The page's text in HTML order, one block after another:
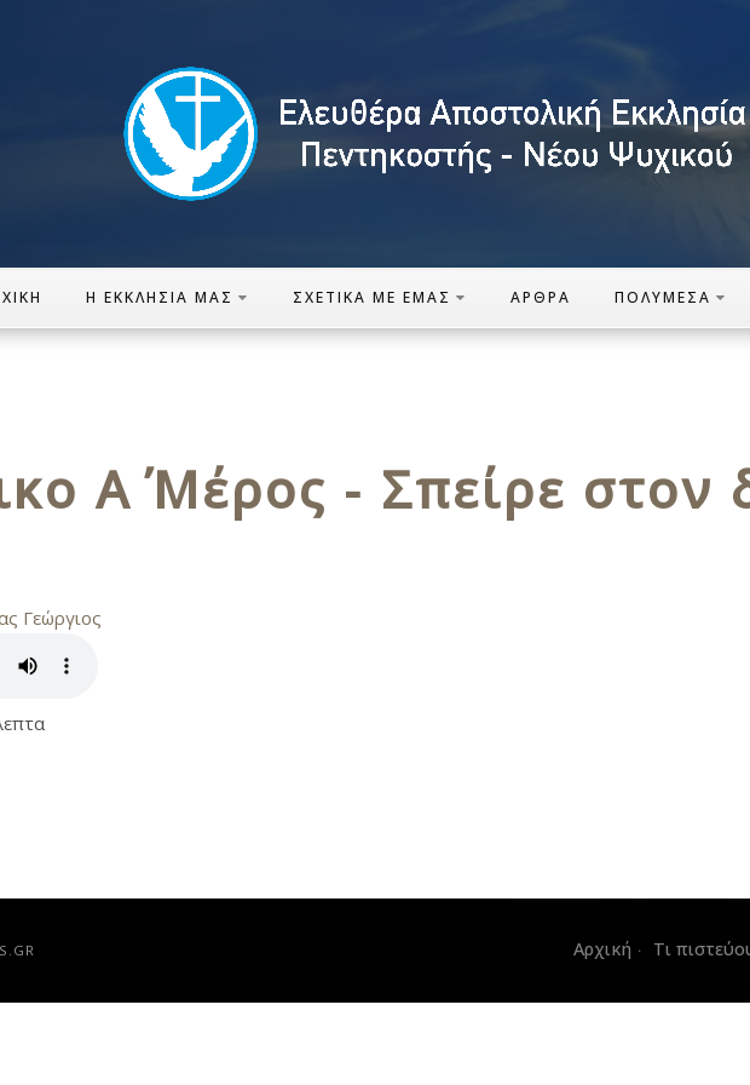
Η ΕΚΚΛΗΣΊΑ ΜΑΣ ΣΧΕΤΙΚΆ ΜΕ ΕΜΆΣ ΆΡΘΡΑ ΠΟΛΥΜΈΣΑ
Α΄ Μέρος - Σπείρε στον
Γεώργιος
Αρχική Τι